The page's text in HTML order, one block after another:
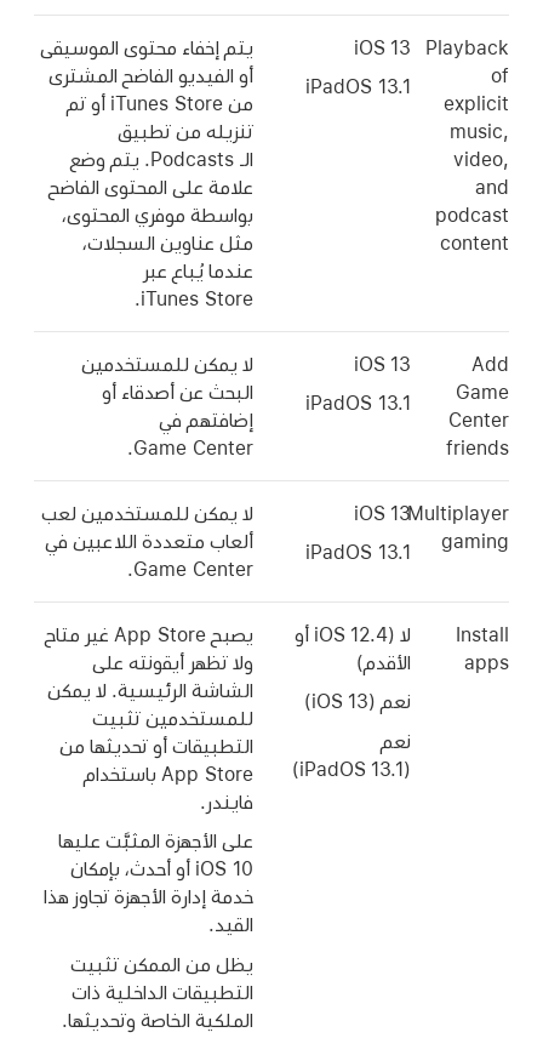
Playback
of
explicit
music,
video,
and
podcast
content
iOS 13
iPadOS 13.1
يتم إخفاء محتوى الموسيقى
أو الفيديو الفاضح المشترى
من iTunes Store أو تم
تنزيله من تطبيق
الـ Podcasts. يتم وضع
علامة على المحتوى الفاضح
بواسطة موفري المحتوى،
مثل عناوين السجلات،
عندما يُباع عبر
iTunes Store.
Add
Game
Center
friends
iOS 13
iPadOS 13.1
لا يمكن للمستخدمين
البحث عن أصدقاء أو
إضافتهم في
Game Center.
Multiplayer
gaming
iOS 13
iPadOS 13.1
لا يمكن للمستخدمين لعب
ألعاب متعددة اللاعبين في
Game Center.
Install
apps
لا (iOS 12.4 أو
الأقدم)
نعم (iOS 13
)
نعم
(
iPadOS 13.1)
يصبح App Store غير متاح
ولا تظهر أيقونته على
الشاشة الرئيسية. لا يمكن
للمستخدمين تثبيت
التطبيقات أو تحديثها من
App Store باستخدام
فايندر.
على الأجهزة المثبَّت عليها
iOS 10 أو أحدث، بإمكان
خدمة إدارة الأجهزة تجاوز هذا
القيد.
يظل من الممكن تثبيت
التطبيقات الداخلية ذات
الملكية الخاصة وتحديثها.